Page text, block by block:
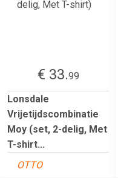
€ 33.99
Lonsdale
Vrijetijdscombinatie
Moy (set, 2-delig, Met
T-shirt...
OTTO